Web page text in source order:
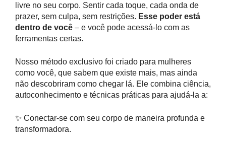
livre no seu corpo. Sentir cada toque, cada onda de
prazer, sem culpa, sem restrições. Esse poder está
dentro de você – e você pode acessá-lo com as
ferramentas certas.
Nosso método exclusivo foi criado para mulheres
como você, que sabem que existe mais, mas ainda
não descobriram como chegar lá. Ele combina ciência,
autoconhecimento e técnicas práticas para ajudá-la a:
✨ Conectar-se com seu corpo de maneira profunda e
transformadora.